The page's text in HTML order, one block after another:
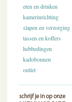
eten en drinken
kamerinrichting
slapen en verzorging
tassen en koffers
hebbedingen
kadobonnen
outlet